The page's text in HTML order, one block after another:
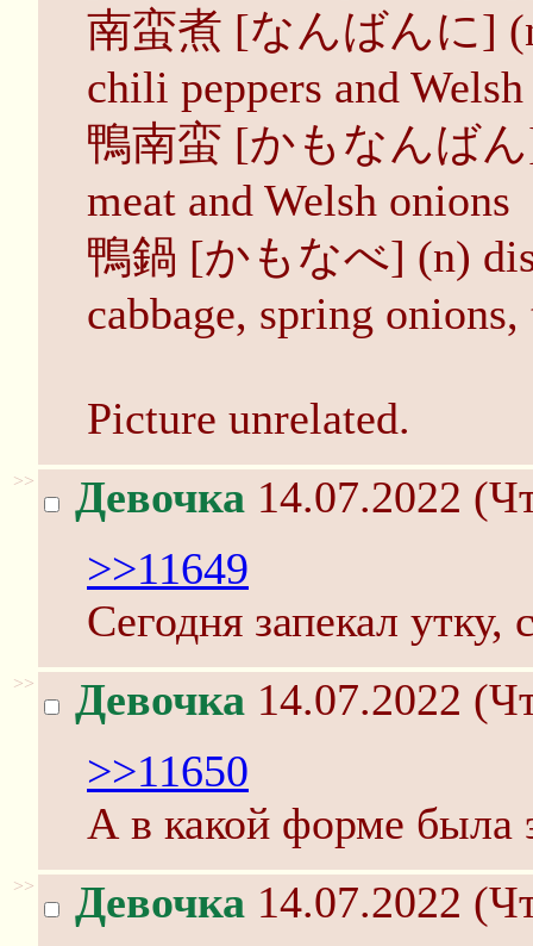
南蛮煮 [なんばんに]
chili peppers and
鴨南蛮 [かもなんばん
meat and Welsh onions
鴨鍋 [かもなべ] (n)
cabbage, spring
Picture unrelated.
>> Девочка 14.07.2022
>>11649
Сегодня запекал утку,
>> Девочка 14.07.2022
>>11650
А в какой форме была
>> Девочка 14.07.2022